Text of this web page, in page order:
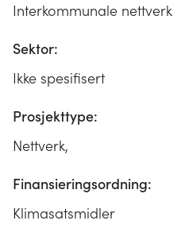
Interkommunale nettverk
Sektor:
Ikke spesifisert
Prosjekttype:
Nettverk,
Finansieringsordning:
Klimasatsmidler